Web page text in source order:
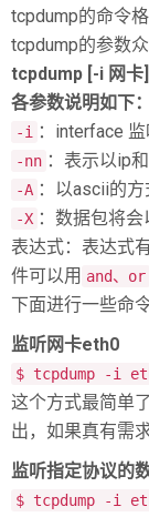
tcpdump的命令
tcpdump的参数
tcpdump [-i 网卡]
各参数说明如下：
-i ：interface 监
-nn ：表示以ip
-A ：以ascii的
-X ：数据包将会
表达式：表达式
件可以用 and、or
下面进行一些命
监听网卡eth0
$ tcpdump -i
这个方式最简单
出，如果真有需
监听指定协议的
$ tcpdump -i